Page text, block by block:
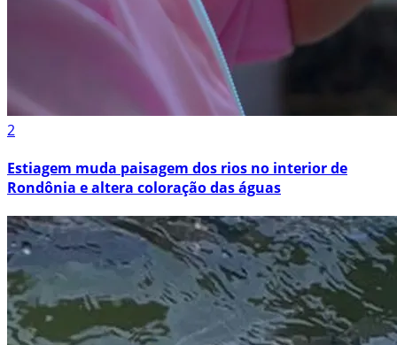
2
Estiagem muda paisagem dos rios no interior de
Rondônia e altera coloração das águas